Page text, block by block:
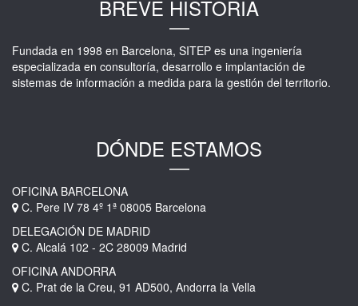
BREVE HISTORIA
Fundada en 1998 en Barcelona, SITEP es una ingeniería
especializada en consultoría, desarrollo e implantación de
sistemas de información a medida para la gestión del territorio.
DÓNDE ESTAMOS
OFICINA BARCELONA
C. Pere IV 78 4º 1ª 08005 Barcelona
DELEGACIÓN DE MADRID
C. Alcalá 102 - 2C 28009 Madrid
OFICINA ANDORRA
C. Prat de la Creu, 91 AD500, Andorra la Vella